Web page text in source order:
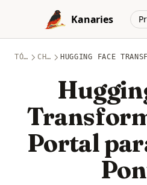
Skip to content
Kanaries
TÓPICOS CHATGPT HUGGING FACE
Portal